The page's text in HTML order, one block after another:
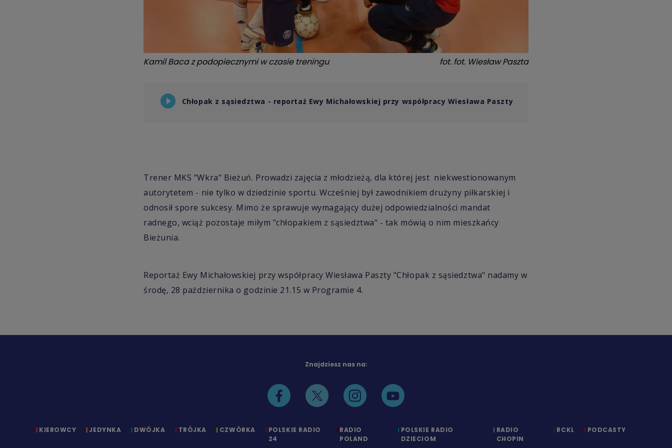
Kamil Baca z podopiecznymi w czasie treningu fot. fot. Wiesław Paszta
Chłopak z sąsiedztwa - reportaż Ewy Michałowskiej przy współpracy Wiesława Paszty
Trener MKS "Wkra" Bieżuń. Prowadzi zajęcia z młodzieżą, dla której jest niekwestionowanym
autorytetem - nie tylko w dziedzinie sportu. Wcześniej był zawodnikiem drużyny piłkarskiej i
odnosił spore sukcesy. Mimo że sprawuje wymagający dużej odpowiedzialności mandat
radnego, wciąż pozostaje miłym "chłopakiem z sąsiedztwa" - tak mówią o nim mieszkańcy
Bieżunia.
Reportaż Ewy Michałowskiej przy współpracy Wiesława Paszty "Chłopak z sąsiedztwa" nadamy w
środę, 28 października o godzinie 21.15 w Programie 4.
Znajdziesz nas na:
KIEROWCY JEDYNKA DWÓJKA TRÓJKA CZWÓRKA
POLSKIE RADIO
24
RADIO
POLAND
POLSKIE RADIO
DZIECIOM
RADIO
CHOPIN
RCKL PODCASTY